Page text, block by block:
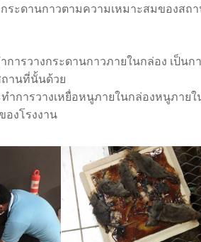
กระดานกาวตามความเหมาะสมของสถ
การวางกระดานกาวภายในกล่อง เป็น
านที่นั้นด้วย
ำการวางเหยื่อหนูภายในกล่องหนูภา
องโรงงาน